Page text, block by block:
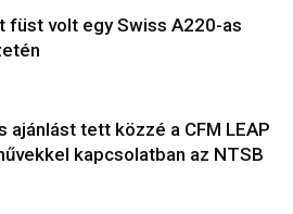
füst volt egy Swiss A220-as
ajánlást tett közzé a CFM LEAP
kapcsolatban az NTSB